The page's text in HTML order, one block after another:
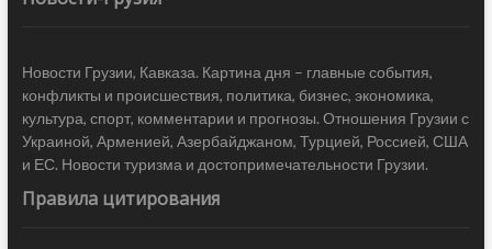
Новости Грузии, Кавказа. Картина дня – главные события,
конфликты и происшествия, политика, бизнес, экономика,
культура, спорт, комментарии и прогнозы. Отношения Грузии с
Украиной, Арменией, Азербайджаном, Турцией, Россией, США
и ЕС. Новости туризма и достопримечательности Грузии.
Правила цитирования